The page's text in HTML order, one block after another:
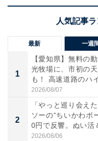
最新 一週
1
【愛知県】無料の
光牧場に、市初の
も！ 高速道路のハ
ア...
2026/08/07
2
「やっと巡り会え
ソーの“ちいかわポ
0円で反響。ぬい活
2026/08/06